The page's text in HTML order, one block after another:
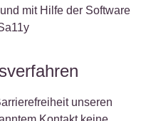
mit Hilfe der Software
unseren